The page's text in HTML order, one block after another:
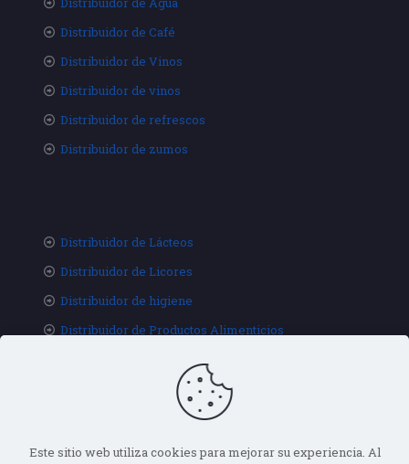
Distribuidor de Café
Distribuidor de Vinos
Distribuidor de vinos
Distribuidor de refrescos
Distribuidor de zumos
Distribuidor de Lácteos
Distribuidor de Licores
Distribuidor de higiene
Distribuidor de Productos Alimenticios
Este sitio web utiliza cookies para mejorar su experiencia. Al